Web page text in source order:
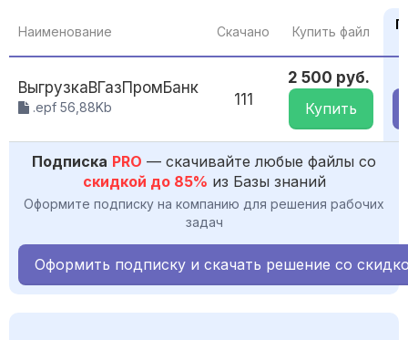
Наименование Скачано Купить файл
ВыгрузкаВГазПромБанк
.epf 56,88Kb 111
2 500 руб.
Купить
Подписка PRO — скачивайте любые файлы со
скидкой до 85% из Базы знаний
Оформите подписку на компанию для решения рабочих
задач
Оформить подписку и скачать решение со